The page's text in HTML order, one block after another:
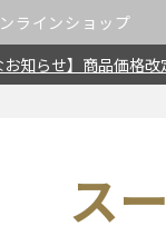
ラインショップ
お知らせ】商品価格
ス